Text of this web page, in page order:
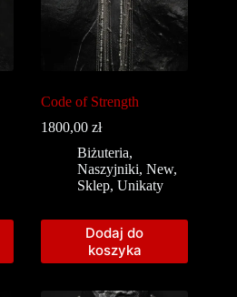
Code of Strength
1800,00zł
Biżuteria,
Naszyjniki,New,
Sklep,Unikaty
Dodaj do
koszyka